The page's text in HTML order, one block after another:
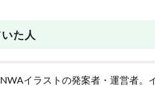
た人
イラストの発案者・運営者。